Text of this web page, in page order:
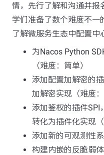
情，先行了解和沟通并报
学们准备了数个难度不一
了解微服务生态中配置中
为Nacos Python
（难度：简单）
添加配置加解密的
加解密实现（难度：
添加鉴权的插件SPI
转化为插件化实现（
添加新的可观测性
构建内嵌的反脆弱